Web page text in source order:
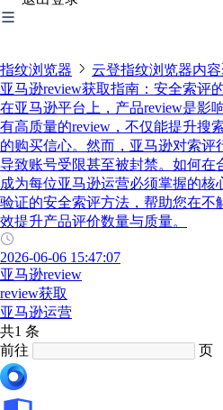
指纹浏览器 云登指纹浏览器内
亚马逊review获取指南：安全索评
在亚马逊平台上，产品review是影
有高质量的review，不仅能提升搜
的购买信心。然而，亚马逊对索
导致账号受限甚至被封禁。如何在
成为每位亚马逊运营必须掌握的核
验证的安全索评方法，帮助您在不
效提升产品评价数量与质量。
2026-06-06 15:47:07
亚马逊review
review获取
亚马逊运营
共1 条
前往
页